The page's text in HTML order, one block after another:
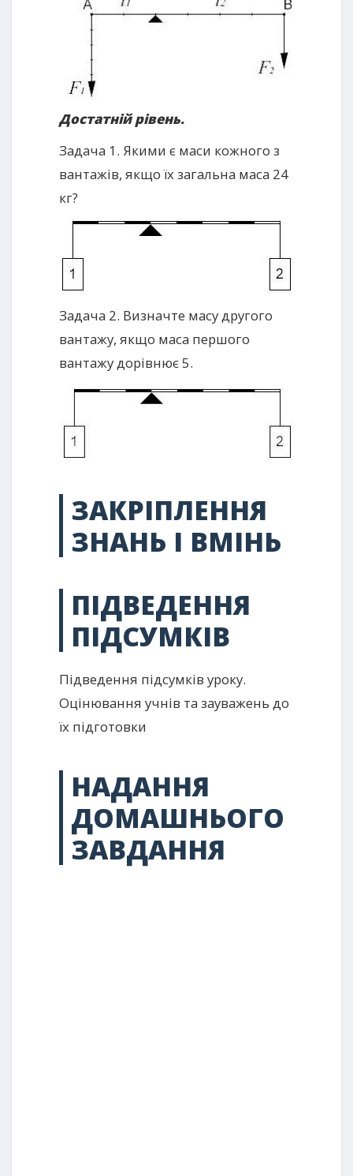
Достатній рівень.
Задача 1. Якими є маси кожного з
вантажів, якщо їх загальна маса 24
кг?
Задача 2. Визначте масу другого
вантажу, якщо маса першого
вантажу дорівнює 5.
ЗАКРІПЛЕННЯ
ЗНАНЬ І ВМІНЬ
ПІДВЕДЕННЯ
ПІДСУМКІВ
Підведення підсумків уроку.
Оцінювання учнів та зауважень до
їх підготовки
НАДАННЯ
ДОМАШНЬОГО
ЗАВДАННЯ